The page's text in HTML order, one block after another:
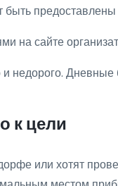
предоставлены
на сайте
к цели
или хотят